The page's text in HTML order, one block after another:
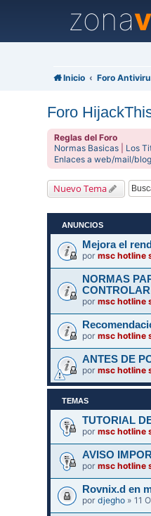
zona
Inicio Foro
Foro
Reglas del Foro
Normas Basicas
Los
Enlaces a web/mail/
Nuevo Tema
ANUNCIOS
Mejora el
pormsc hotline
NORMAS
CONTROLAR
pormsc hotline
pormsc hotline
ANTES DE
pormsc hotline
TEMAS
TUTORIAL
pormsc hotline
AVISO
pormsc hotline
Rovnix.d en
pordjegho » 11